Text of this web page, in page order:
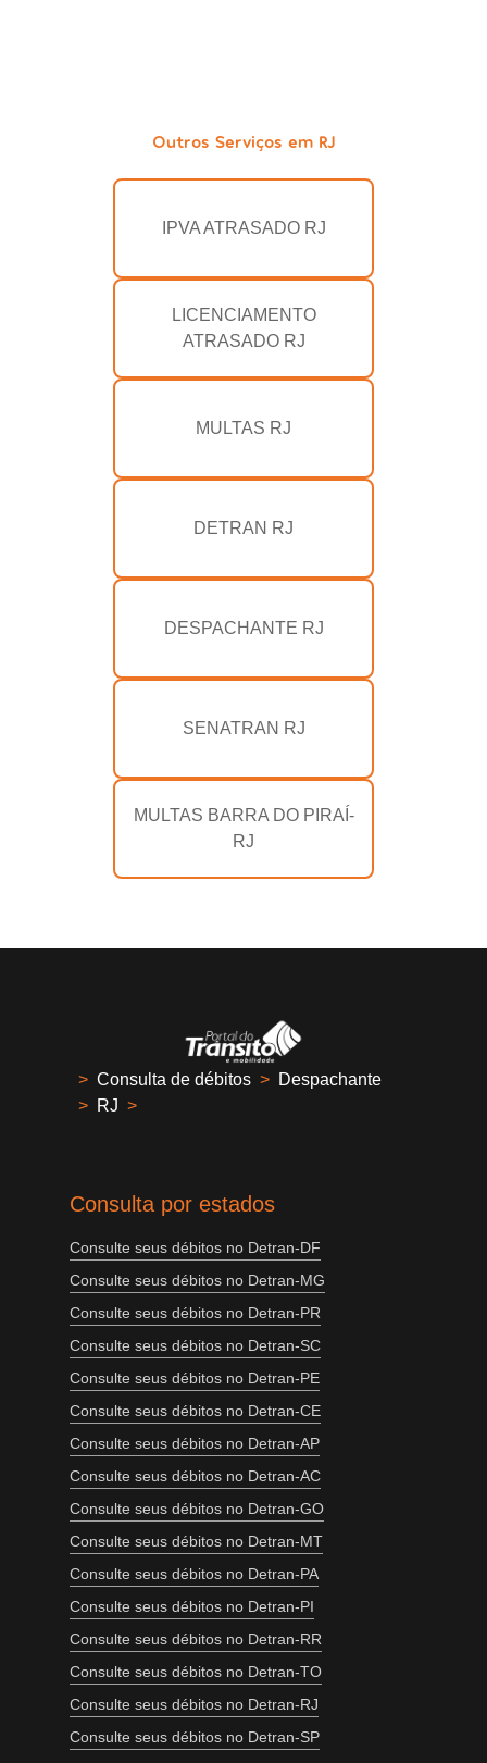
Outros Serviços em RJ
IPVA ATRASADO RJ
LICENCIAMENTO
ATRASADO RJ
MULTAS RJ
DETRAN RJ
DESPACHANTE RJ
SENATRAN RJ
MULTAS BARRA DO PIRAÍ-
RJ
> Consulta de débitos > Despachante
> RJ >
Consulta por estados
Consulte seus débitos no Detran-DF
Consulte seus débitos no Detran-MG
Consulte seus débitos no Detran-PR
Consulte seus débitos no Detran-SC
Consulte seus débitos no Detran-PE
Consulte seus débitos no Detran-CE
Consulte seus débitos no Detran-AP
Consulte seus débitos no Detran-AC
Consulte seus débitos no Detran-GO
Consulte seus débitos no Detran-MT
Consulte seus débitos no Detran-PA
Consulte seus débitos no Detran-PI
Consulte seus débitos no Detran-RR
Consulte seus débitos no Detran-TO
Consulte seus débitos no Detran-RJ
Consulte seus débitos no Detran-SP